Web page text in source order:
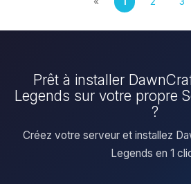
Prêt à installer
Legends sur votre propre
?
Créez votre serveur et installez
Legends en 1